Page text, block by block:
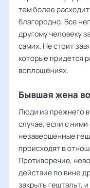
тем более
благородно. Все
другому человеку
самих. Не стоит
которые придется
воплощениях.
Бывшая жена
Люди из прежнего
случае, если с
незавершенные
происходят в
Противоречие,
действие по вине
закрыть гештальт,